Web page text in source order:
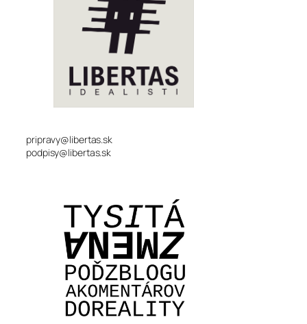
pripravy@libertas.sk
podpisy@libertas.sk